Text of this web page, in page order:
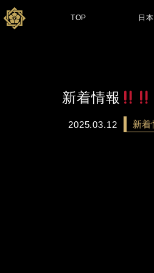
TOP 日
新着情報
2025.03.12 新着